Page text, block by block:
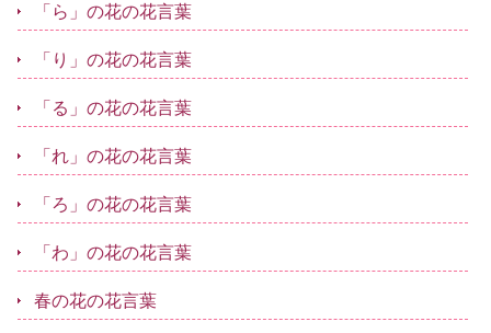
「ら」の花の花言葉
「り」の花の花言葉
「る」の花の花言葉
「れ」の花の花言葉
「ろ」の花の花言葉
「わ」の花の花言葉
春の花の花言葉